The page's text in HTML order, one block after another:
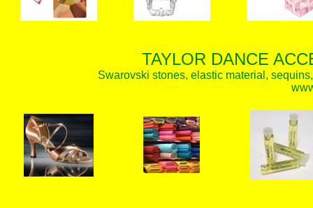
TAYLOR DANCE
Swarovski stones, elastic material,